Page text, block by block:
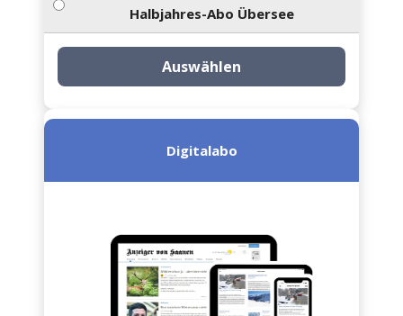
Halbjahres-Abo Übersee
Auswählen
Digitalabo